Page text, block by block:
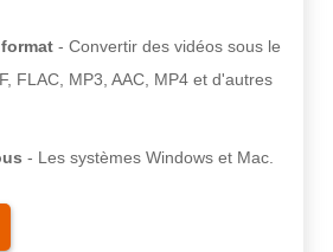
Convertir des vidéos sous le
FLAC, MP3, AAC, MP4 et d'autres
Les systèmes Windows et Mac.